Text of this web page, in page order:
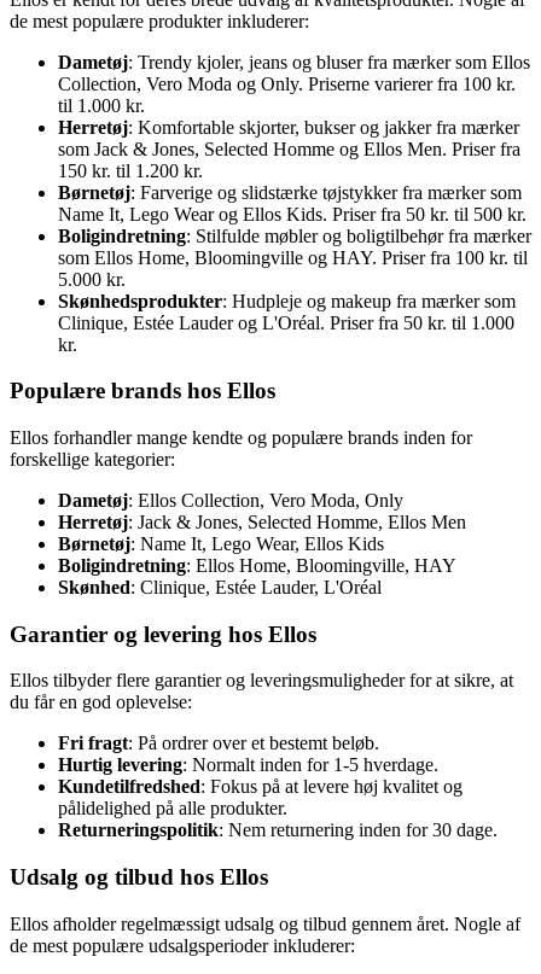
de mest populære produkter inkluderer:
Dametøj: Trendy kjoler, jeans og bluser fra mærker som Ellos
Collection, Vero Moda og Only. Priserne varierer fra 100 kr.
til 1.000 kr.
Herretøj: Komfortable skjorter, bukser og jakker fra mærker
som Jack & Jones, Selected Homme og Ellos Men. Priser fra
150 kr. til 1.200 kr.
Børnetøj: Farverige og slidstærke tøjstykker fra mærker som
Name It, Lego Wear og Ellos Kids. Priser fra 50 kr. til 500 kr.
Boligindretning: Stilfulde møbler og boligtilbehør fra mærker
som Ellos Home, Bloomingville og HAY. Priser fra 100 kr. til
5.000 kr.
Skønhedsprodukter: Hudpleje og makeup fra mærker som
Clinique, Estée Lauder og L'Oréal. Priser fra 50 kr. til 1.000
kr.
Populære brands hos Ellos
Ellos forhandler mange kendte og populære brands inden for
forskellige kategorier:
Dametøj: Ellos Collection, Vero Moda, Only
Herretøj: Jack & Jones, Selected Homme, Ellos Men
Børnetøj: Name It, Lego Wear, Ellos Kids
Boligindretning: Ellos Home, Bloomingville, HAY
Skønhed: Clinique, Estée Lauder, L'Oréal
Garantier og levering hos Ellos
Ellos tilbyder flere garantier og leveringsmuligheder for at sikre, at
du får en god oplevelse:
Fri fragt: På ordrer over et bestemt beløb.
Hurtig levering: Normalt inden for 1-5 hverdage.
Kundetilfredshed: Fokus på at levere høj kvalitet og
pålidelighed på alle produkter.
Returneringspolitik: Nem returnering inden for 30 dage.
Udsalg og tilbud hos Ellos
Ellos afholder regelmæssigt udsalg og tilbud gennem året. Nogle af
de mest populære udsalgsperioder inkluderer: